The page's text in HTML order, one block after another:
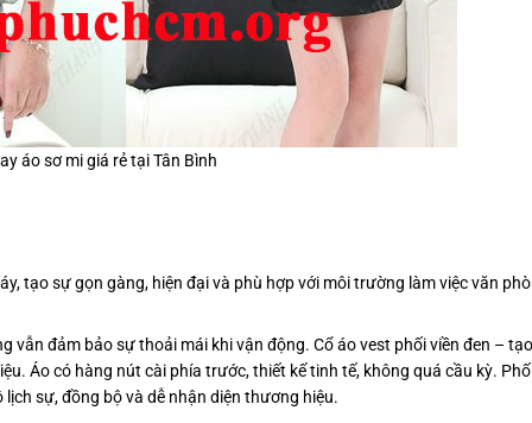
áo sơ mi giá rẻ tại Tân Bình
tạo sự gọn gàng, hiện đại và phù hợp với môi trường làm việc văn
vẫn đảm bảo sự thoải mái khi vận động. Cổ áo vest phối viền đen – tạo
Áo có hàng nút cài phía trước, thiết kế tinh tế, không quá cầu kỳ.
sự, đồng bộ và dễ nhận diện thương hiệu.